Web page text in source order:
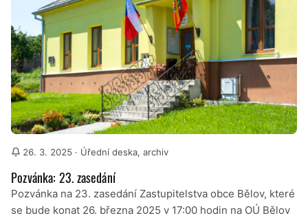
26. 3. 2025 · Úřední deska, archiv
Pozvánka: 23. zasedání
Pozvánka na 23. zasedání Zastupitelstva obce Bělov, které
se bude konat 26. března 2025 v 17:00 hodin na OÚ Bělov